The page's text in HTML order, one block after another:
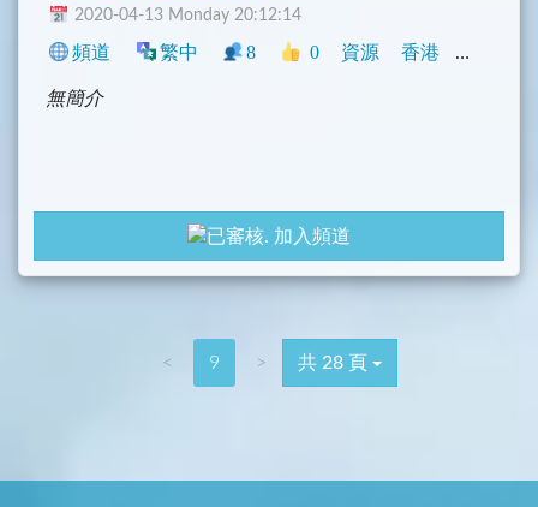
2020-04-13 Monday 20:12:14
頻道 繁中 8 0 資源 香港 興趣
無簡介
加入頻道
< 9 > 共 28 頁